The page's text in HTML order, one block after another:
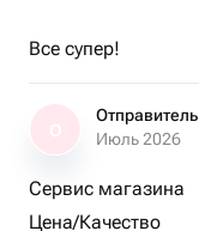
Все супер!
Отправитель
Июль 2026
Сервис магазина
Цена/Качество